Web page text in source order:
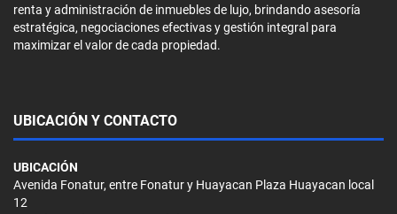
renta y administración de inmuebles de lujo, brindando asesoría
estratégica, negociaciones efectivas y gestión integral para
maximizar el valor de cada propiedad.
UBICACIÓN Y CONTACTO
UBICACIÓN
Avenida Fonatur, entre Fonatur y Huayacan Plaza Huayacan local
12